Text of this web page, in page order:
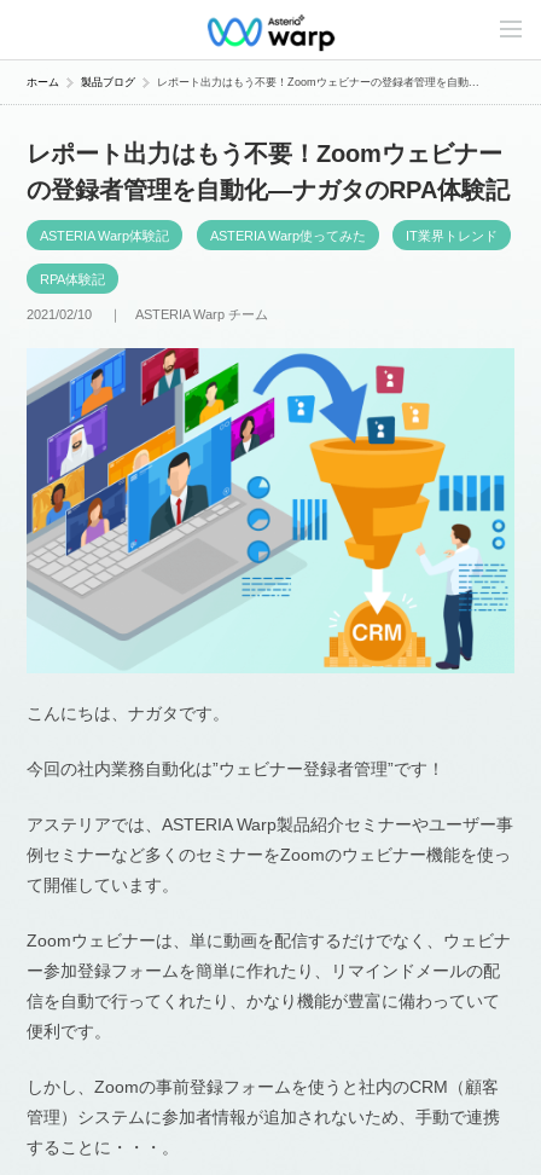
C
n
e
i
e
u
ホーム 製品ブログ レポート出力はもう不要！Zoomウェビナーの登録者管理を自動...
レポート出力はもう不要！Zoomウェビナー
の登録者管理を自動化―ナガタのRPA体験記
ASTERIA Warp体験記 ASTERIA Warp使ってみた IT業界トレンド
RPA体験記
2021/02/10 ｜ASTERIA Warp チーム
こんにちは、ナガタです。
今回の社内業務自動化は”ウェビナー登録者管理”です！
アステリアでは、ASTERIA Warp製品紹介セミナーやユーザー事
例セミナーなど多くのセミナーをZoomのウェビナー機能を使っ
て開催しています。
Zoomウェビナーは、単に動画を配信するだけでなく、ウェビナ
ー参加登録フォームを簡単に作れたり、リマインドメールの配
信を自動で行ってくれたり、かなり機能が豊富に備わっていて
便利です。
しかし、Zoomの事前登録フォームを使うと社内のCRM（顧客
管理）システムに参加者情報が追加されないため、手動で連携
することに・・・。